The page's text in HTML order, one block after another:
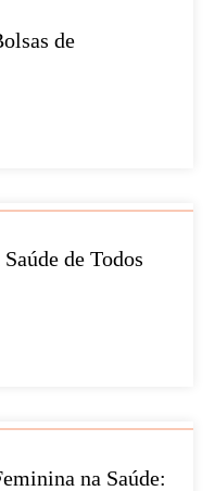
de
de Todos
na Saúde: